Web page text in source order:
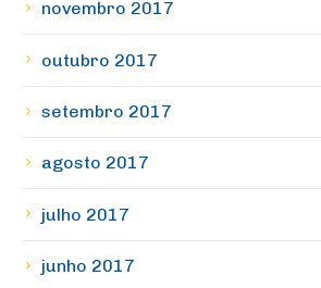
novembro 2017
outubro 2017
setembro 2017
agosto 2017
julho 2017
junho 2017